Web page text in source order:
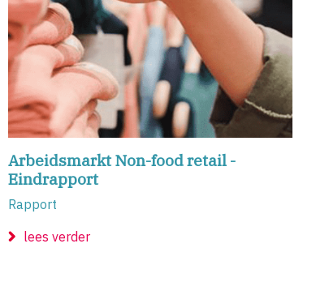
Arbeidsmarkt Non-food retail -
Eindrapport
Rapport
lees verder